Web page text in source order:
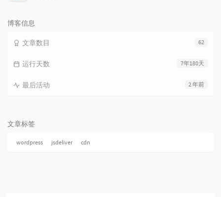
博客信息
62
文章数目
7年180天
运行天数
2 年前
最后活动
文章标签
wordpress jsdeliver cdn